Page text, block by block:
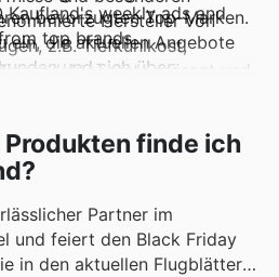
Hersteller von
z.B. Tiefkühlkost,
stets präsent und
Diese Marken sind
in den
Prospekten und den
von PRO Kaufland,
bevorzugten Top-Marken.
ein, die aktuellen Angebote
und sich über
Kaufland's weekly ads and
top brands.
finde ich
Partner im
und feiert den Black Friday
in den aktuellen Flugblättern,